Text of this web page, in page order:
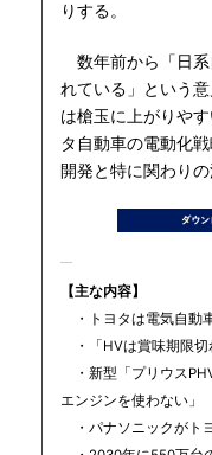
りする。
数年前から「日系
れている」という
は槍玉に上がりや
タ自動車の電動化
開発と特に関わり
【主な内容】
・トヨタは電気自動
・「HVは賞味期限切
・新型「プリウス
エンジンを使わない」
・パナソニックがト